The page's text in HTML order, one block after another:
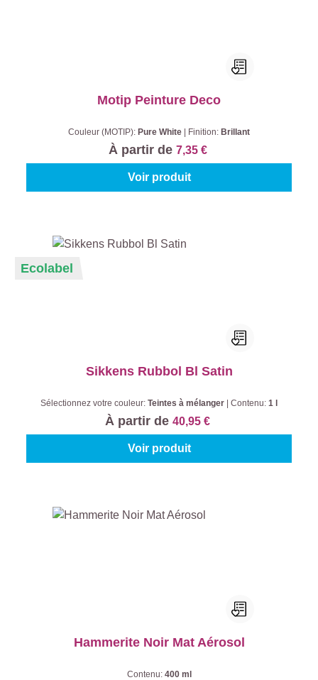
Motip Peinture Deco
Couleur (MOTIP): Pure White Finition: Brillant
À partir de 7,35 €
Voir produit
Ecolabel
Sikkens Rubbol Bl Satin
Sélectionnez votre couleur: Teintes à mélanger Contenu: 1 l
À partir de 40,95 €
Voir produit
Hammerite Noir Mat Aérosol
Contenu: 400 ml